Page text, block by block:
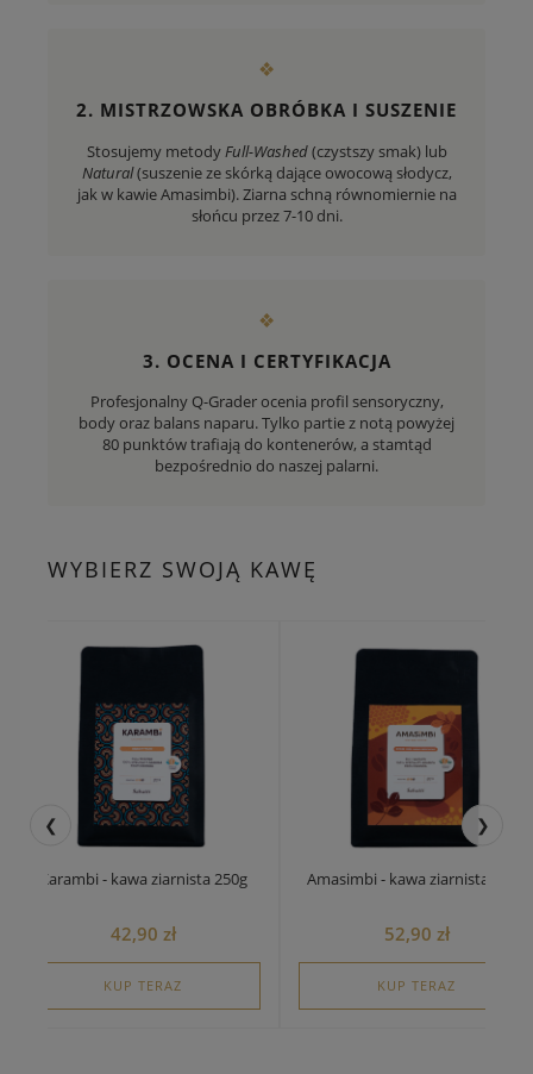
❖
2. MISTRZOWSKA OBRÓBKA I SUSZENIE
Stosujemy metodyFull-Washed(czystszy smak) lub
Natural(suszenie ze skórką dające owocową słodycz,
jak w kawie Amasimbi). Ziarna schną równomiernie na
słońcu przez 7-10 dni.
❖
3. OCENA I CERTYFIKACJA
Profesjonalny Q-Grader ocenia profil sensoryczny,
body oraz balans naparu. Tylko partie z notą powyżej
80 punktów trafiają do kontenerów, a stamtąd
bezpośrednio do naszej palarni.
WYBIERZ SWOJĄ KAWĘ
❮ ❯
- kawa ziarnista 250g
42,90 zł
KUP TERAZ
Amasimbi - kawa ziarnista 250g
52,90 zł
KUP TERAZ